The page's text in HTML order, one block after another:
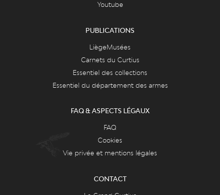
Youtube
PUBLICATIONS
LiègeMusées
Carnets du Curtius
Essentiel des collections
Essentiel du département des armes
FAQ & ASPECTS LÉGAUX
FAQ
Cookies
Vie privée et mentions légales
CONTACT